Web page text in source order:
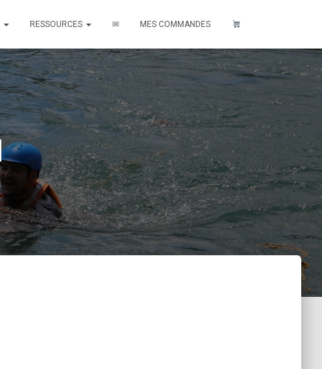
RESSOURCES ✉ MES COMMANDES